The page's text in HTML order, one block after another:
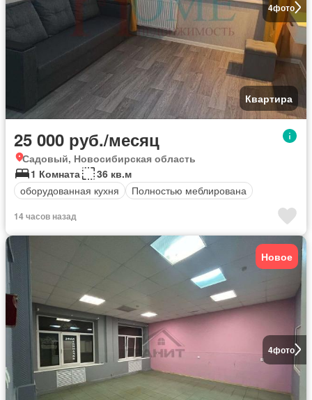
4фото
Квартира
25 000 руб./месяц
Садовый, Новосибирская область
1 Комната
36 кв.м
оборудованная кухня
Полностью меблирована
14 часов назад
4фото
Новое